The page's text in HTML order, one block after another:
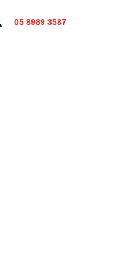
05 8989 3587